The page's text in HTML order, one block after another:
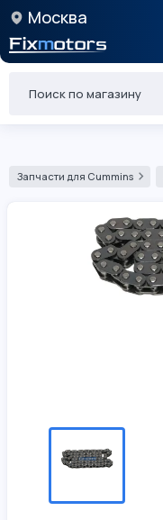
Москва
Запчасти для Cummins